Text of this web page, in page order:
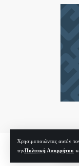
Χρησιμοποιώντας αυτόν
τηνΠολιτική Απορρήτου
mirc.gr 2023